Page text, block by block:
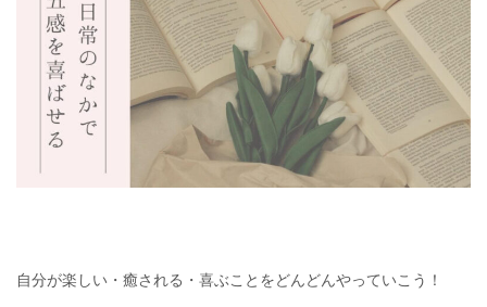
自分が楽しい・癒される・喜ぶことをどんどんやっていこう！